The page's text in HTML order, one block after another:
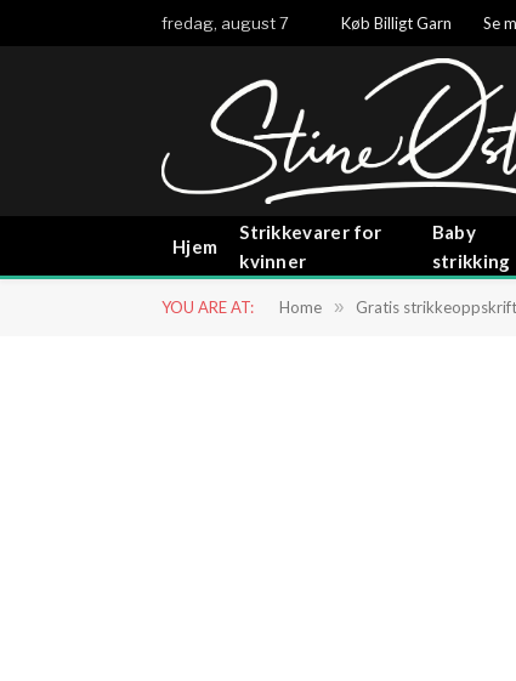
fredag, august 7 Køb Billigt Garn Se
Hjem
Strikkevarer for
kvinner
Baby
strikking
YOU ARE AT: Home » Gratis